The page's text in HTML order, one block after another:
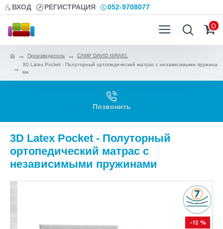
ВХОД РЕГИСТРАЦИЯ 052-9708077
0
Производитель
CAMP DAVID ISRAEL
3D Latex Pocket - Полуторный ортопедический матрас с независимыми пружина
ми
Позвонить
3D Latex Pocket - Полуторный
ортопедический матрас с
независимыми пружинами
-12 %